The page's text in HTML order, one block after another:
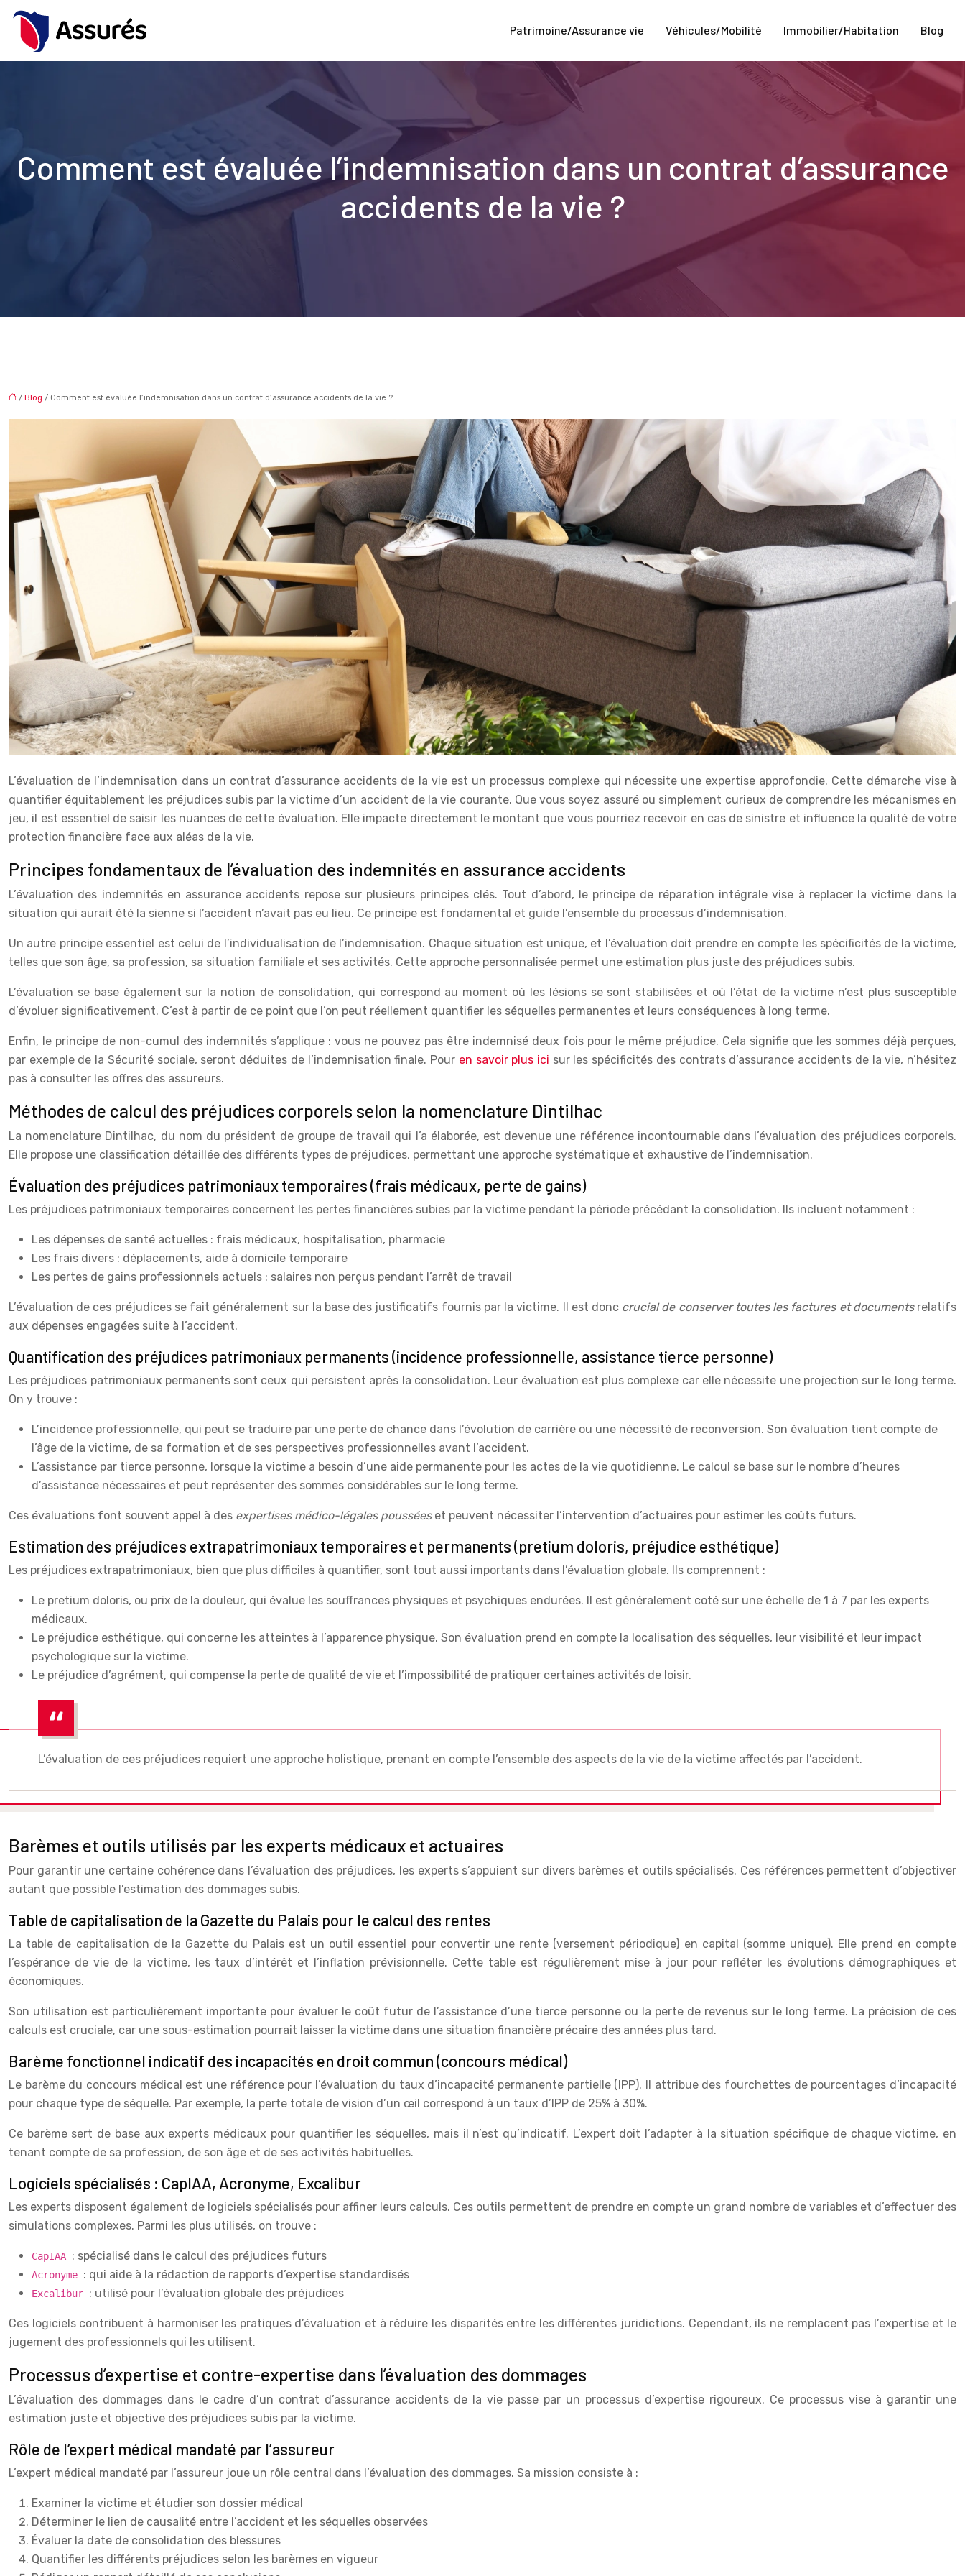
Patrimoine/Assurance vie Véhicules/Mobilité Immobilier/Habitation Blog
Comment est évaluée l’indemnisation dans un contrat d’assurance
accidents de la vie ?
/ Blog / Comment est évaluée l’indemnisation dans un contrat d’assurance accidents de la vie ?
L’évaluation de l’indemnisation dans un contrat d’assurance accidents de la vie est un processus complexe qui nécessite une expertise approfondie. Cette démarche vise à
quantifier équitablement les préjudices subis par la victime d’un accident de la vie courante. Que vous soyez assuré ou simplement curieux de comprendre les mécanismes en
jeu, il est essentiel de saisir les nuances de cette évaluation. Elle impacte directement le montant que vous pourriez recevoir en cas de sinistre et influence la qualité de votre
protection financière face aux aléas de la vie.
Principes fondamentaux de l’évaluation des indemnités en assurance accidents
L’évaluation des indemnités en assurance accidents repose sur plusieurs principes clés. Tout d’abord, le principe de réparation intégrale vise à replacer la victime dans la
situation qui aurait été la sienne si l’accident n’avait pas eu lieu. Ce principe est fondamental et guide l’ensemble du processus d’indemnisation.
Un autre principe essentiel est celui de l’individualisation de l’indemnisation. Chaque situation est unique, et l’évaluation doit prendre en compte les spécificités de la victime,
telles que son âge, sa profession, sa situation familiale et ses activités. Cette approche personnalisée permet une estimation plus juste des préjudices subis.
L’évaluation se base également sur la notion de consolidation, qui correspond au moment où les lésions se sont stabilisées et où l’état de la victime n’est plus susceptible
d’évoluer significativement. C’est à partir de ce point que l’on peut réellement quantifier les séquelles permanentes et leurs conséquences à long terme.
Enfin, le principe de non-cumul des indemnités s’applique : vous ne pouvez pas être indemnisé deux fois pour le même préjudice. Cela signifie que les sommes déjà perçues,
par exemple de la Sécurité sociale, seront déduites de l’indemnisation finale. Pour en savoir plus ici sur les spécificités des contrats d’assurance accidents de la vie, n’hésitez
pas à consulter les offres des assureurs.
Méthodes de calcul des préjudices corporels selon la nomenclature Dintilhac
La nomenclature Dintilhac, du nom du président de groupe de travail qui l’a élaborée, est devenue une référence incontournable dans l’évaluation des préjudices corporels.
Elle propose une classification détaillée des différents types de préjudices, permettant une approche systématique et exhaustive de l’indemnisation.
Évaluation des préjudices patrimoniaux temporaires (frais médicaux, perte de gains)
Les préjudices patrimoniaux temporaires concernent les pertes financières subies par la victime pendant la période précédant la consolidation. Ils incluent notamment :
Les dépenses de santé actuelles : frais médicaux, hospitalisation, pharmacie
Les frais divers : déplacements, aide à domicile temporaire
Les pertes de gains professionnels actuels : salaires non perçus pendant l’arrêt de travail
L’évaluation de ces préjudices se fait généralement sur la base des justificatifs fournis par la victime. Il est donc crucial de conserver toutes les factures et documents relatifs
aux dépenses engagées suite à l’accident.
Quantification des préjudices patrimoniaux permanents (incidence professionnelle, assistance tierce personne)
Les préjudices patrimoniaux permanents sont ceux qui persistent après la consolidation. Leur évaluation est plus complexe car elle nécessite une projection sur le long terme.
On y trouve :
L’incidence professionnelle, qui peut se traduire par une perte de chance dans l’évolution de carrière ou une nécessité de reconversion. Son évaluation tient compte de
l’âge de la victime, de sa formation et de ses perspectives professionnelles avant l’accident.
L’assistance par tierce personne, lorsque la victime a besoin d’une aide permanente pour les actes de la vie quotidienne. Le calcul se base sur le nombre d’heures
d’assistance nécessaires et peut représenter des sommes considérables sur le long terme.
Ces évaluations font souvent appel à des expertises médico-légales poussées et peuvent nécessiter l’intervention d’actuaires pour estimer les coûts futurs.
Estimation des préjudices extrapatrimoniaux temporaires et permanents (pretium doloris, préjudice esthétique)
Les préjudices extrapatrimoniaux, bien que plus difficiles à quantifier, sont tout aussi importants dans l’évaluation globale. Ils comprennent :
Le pretium doloris, ou prix de la douleur, qui évalue les souffrances physiques et psychiques endurées. Il est généralement coté sur une échelle de 1 à 7 par les experts
médicaux.
Le préjudice esthétique, qui concerne les atteintes à l’apparence physique. Son évaluation prend en compte la localisation des séquelles, leur visibilité et leur impact
psychologique sur la victime.
Le préjudice d’agrément, qui compense la perte de qualité de vie et l’impossibilité de pratiquer certaines activités de loisir.
L’évaluation de ces préjudices requiert une approche holistique, prenant en compte l’ensemble des aspects de la vie de la victime affectés par l’accident.
Barèmes et outils utilisés par les experts médicaux et actuaires
Pour garantir une certaine cohérence dans l’évaluation des préjudices, les experts s’appuient sur divers barèmes et outils spécialisés. Ces références permettent d’objectiver
autant que possible l’estimation des dommages subis.
Table de capitalisation de la Gazette du Palais pour le calcul des rentes
La table de capitalisation de la Gazette du Palais est un outil essentiel pour convertir une rente (versement périodique) en capital (somme unique). Elle prend en compte
l’espérance de vie de la victime, les taux d’intérêt et l’inflation prévisionnelle. Cette table est régulièrement mise à jour pour refléter les évolutions démographiques et
économiques.
Son utilisation est particulièrement importante pour évaluer le coût futur de l’assistance d’une tierce personne ou la perte de revenus sur le long terme. La précision de ces
calculs est cruciale, car une sous-estimation pourrait laisser la victime dans une situation financière précaire des années plus tard.
Barème fonctionnel indicatif des incapacités en droit commun (concours médical)
Le barème du concours médical est une référence pour l’évaluation du taux d’incapacité permanente partielle (IPP). Il attribue des fourchettes de pourcentages d’incapacité
pour chaque type de séquelle. Par exemple, la perte totale de vision d’un œil correspond à un taux d’IPP de 25% à 30%.
Ce barème sert de base aux experts médicaux pour quantifier les séquelles, mais il n’est qu’indicatif. L’expert doit l’adapter à la situation spécifique de chaque victime, en
tenant compte de sa profession, de son âge et de ses activités habituelles.
Logiciels spécialisés : CapIAA, Acronyme, Excalibur
Les experts disposent également de logiciels spécialisés pour affiner leurs calculs. Ces outils permettent de prendre en compte un grand nombre de variables et d’effectuer des
simulations complexes. Parmi les plus utilisés, on trouve :
CapIAA : spécialisé dans le calcul des préjudices futurs
Acronyme : qui aide à la rédaction de rapports d’expertise standardisés
Excalibur : utilisé pour l’évaluation globale des préjudices
Ces logiciels contribuent à harmoniser les pratiques d’évaluation et à réduire les disparités entre les différentes juridictions. Cependant, ils ne remplacent pas l’expertise et le
jugement des professionnels qui les utilisent.
Processus d’expertise et contre-expertise dans l’évaluation des dommages
L’évaluation des dommages dans le cadre d’un contrat d’assurance accidents de la vie passe par un processus d’expertise rigoureux. Ce processus vise à garantir une
estimation juste et objective des préjudices subis par la victime.
Rôle de l’expert médical mandaté par l’assureur
L’expert médical mandaté par l’assureur joue un rôle central dans l’évaluation des dommages. Sa mission consiste à :
Examiner la victime et étudier son dossier médical
Déterminer le lien de causalité entre l’accident et les séquelles observées
Évaluer la date de consolidation des blessures
Quantifier les différents préjudices selon les barèmes en vigueur